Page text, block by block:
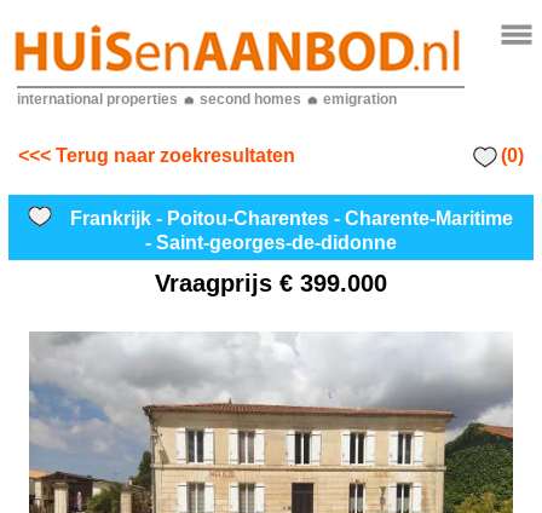
international properties second homes emigration
<<< Terug naar zoekresultaten (0)
Frankrijk - Poitou-Charentes - Charente-Maritime
- Saint-georges-de-didonne
Vraagprijs € 399.000